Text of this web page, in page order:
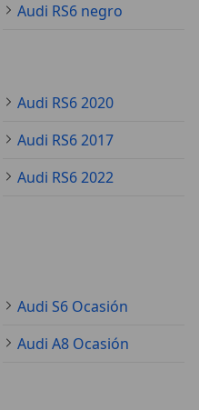
Audi RS6 negro
Audi RS6 2020
Audi RS6 2017
Audi RS6 2022
Audi S6 Ocasión
Audi A8 Ocasión